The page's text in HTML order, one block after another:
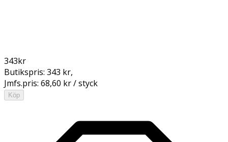
343kr
Butikspris: 343 kr,
Jmfs.pris: 68,60 kr / styck
Köp